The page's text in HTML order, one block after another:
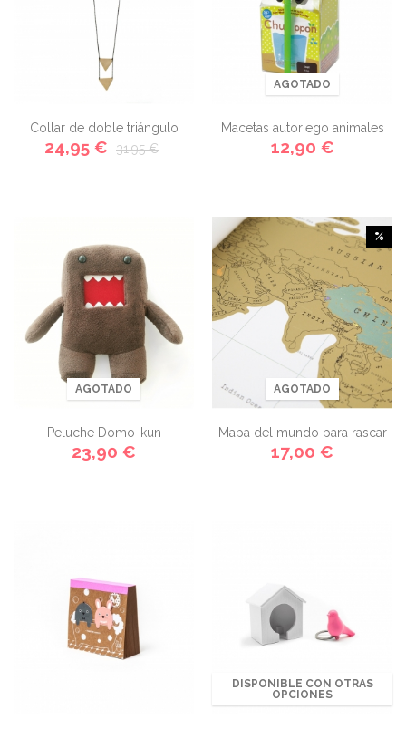
Collar de doble triángulo
24,95 € 31,95 €
AGOTADO
Macetas autoriego animales
Chuppon
12,90 €
AGOTADO
Peluche Domo-kun
23,90 €
%
AGOTADO
Mapa del mundo para rascar
17,00 €
DISPONIBLE CON OTRAS
OPCIONES